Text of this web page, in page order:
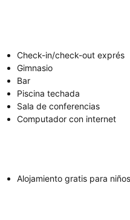
Check-in/check-out exprés
Gimnasio
Bar
Piscina techada
Sala de conferencias
Computador con internet
Alojamiento gratis para niños